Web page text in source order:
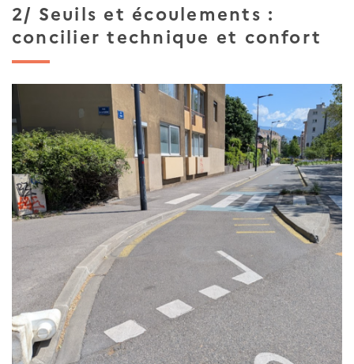
2/ Seuils et écoulements :
concilier technique et confort